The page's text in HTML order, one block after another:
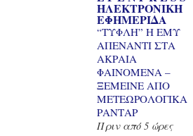
ΗΛΕΚΤΡΟΝΙΚΗ
ΕΦΗΜΕΡΙΔΑ
“ΤΥΦΛΗ” Η ΕΜΥ
ΑΠΕΝΑΝΤΙ ΣΤΑ
ΑΚΡΑΙΑ
ΦΑΙΝΟΜΕΝΑ –
ΞΕΜΕΙΝΕ ΑΠΟ
ΜΕΤΕΩΡΟΛΟΓΙΚΑ
ΡΑΝΤΑΡ
Πριν από 5 ώρες